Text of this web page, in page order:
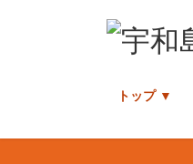
ス
ン
トップ ▼